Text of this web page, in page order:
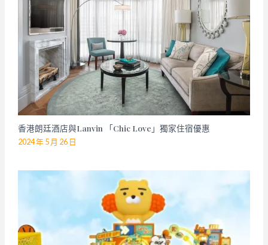
香港朗廷酒店與Lanvin 「Chic Love」獨家住宿優惠
2024 年 5 月 26 日